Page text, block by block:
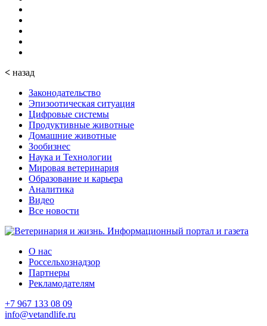
< назад
Законодательство
Эпизоотическая ситуация
Цифровые системы
Продуктивные животные
Домашние животные
Зообизнес
Наука и Технологии
Мировая ветеринария
Образование и карьера
Аналитика
Видео
Все новости
О нас
Россельхознадзор
Партнеры
Рекламодателям
+7 967 133 08 09
info@vetandlife.ru